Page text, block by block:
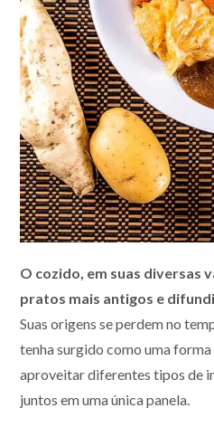
O cozido, em suas diversas
pratos mais antigos e
Suas origens se perdem no
tenha surgido como uma
aproveitar diferentes tipos de
juntos em uma única panela.